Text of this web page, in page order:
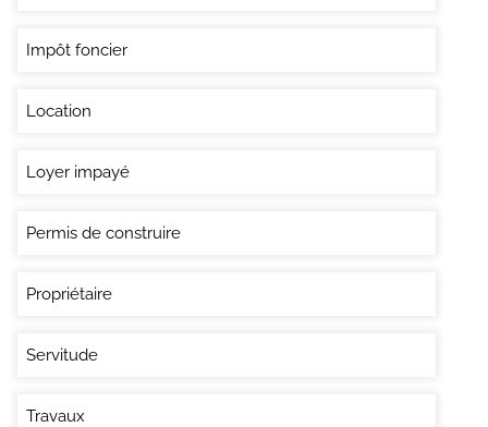
Impôt foncier
Location
Loyer impayé
Permis de construire
Propriétaire
Servitude
Travaux